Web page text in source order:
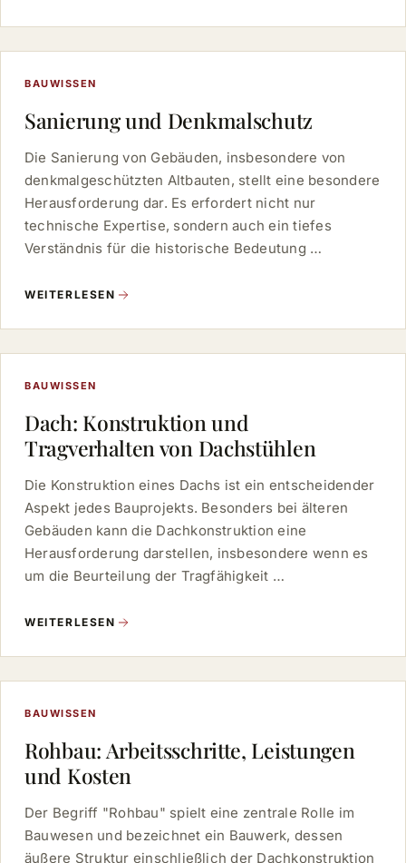
BAUWISSEN
Sanierung und Denkmalschutz
Die Sanierung von Gebäuden, insbesondere von
denkmalgeschützten Altbauten, stellt eine besondere
Herausforderung dar. Es erfordert nicht nur
technische Expertise, sondern auch ein tiefes
Verständnis für die historische Bedeutung …
WEITERLESEN
BAUWISSEN
Dach: Konstruktion und
Tragverhalten von Dachstühlen
Die Konstruktion eines Dachs ist ein entscheidender
Aspekt jedes Bauprojekts. Besonders bei älteren
Gebäuden kann die Dachkonstruktion eine
Herausforderung darstellen, insbesondere wenn es
um die Beurteilung der Tragfähigkeit …
WEITERLESEN
BAUWISSEN
Rohbau: Arbeitsschritte, Leistungen
und Kosten
Der Begriff "Rohbau" spielt eine zentrale Rolle im
Bauwesen und bezeichnet ein Bauwerk, dessen
äußere Struktur einschließlich der Dachkonstruktion